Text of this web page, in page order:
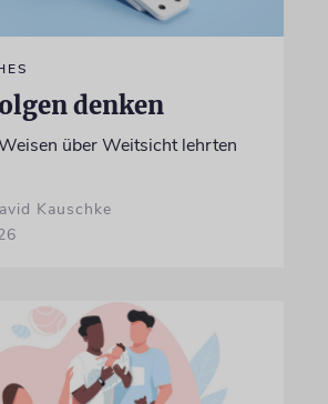
denken
über Weitsicht lehrten
Kauschke